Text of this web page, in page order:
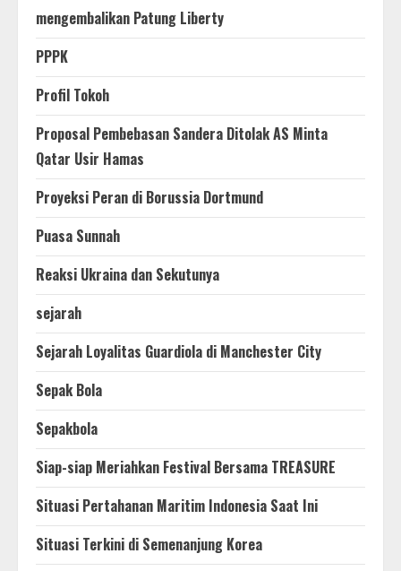
mengembalikan Patung Liberty
PPPK
Profil Tokoh
Proposal Pembebasan Sandera Ditolak AS Minta
Qatar Usir Hamas
Proyeksi Peran di Borussia Dortmund
Puasa Sunnah
Reaksi Ukraina dan Sekutunya
sejarah
Sejarah Loyalitas Guardiola di Manchester City
Sepak Bola
Sepakbola
Siap-siap Meriahkan Festival Bersama TREASURE
Situasi Pertahanan Maritim Indonesia Saat Ini
Situasi Terkini di Semenanjung Korea